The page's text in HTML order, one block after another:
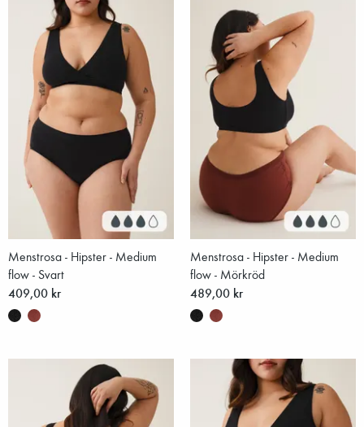
Menstrosa - Hipster - Medium
flow - Svart
409,00 kr
Menstrosa - Hipster - Medium
flow - Mörkröd
489,00 kr